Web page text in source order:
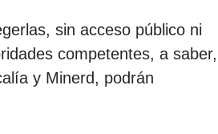
sin acceso público ni
competentes, a saber,
y Minerd, podrán